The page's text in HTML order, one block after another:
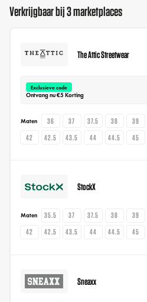
Verkrijgbaar bij 3 marketplaces
The Attic Streetwear
Exclusieve code
Ontvang nu €5 Korting
Maten 36 37 37.5 38 39
42
42.5 43.5 44 44.5 45
StockX
Maten 35.5 37 37.5 38 39
42
42.5 43.5 44 44.5 45
Sneaxx